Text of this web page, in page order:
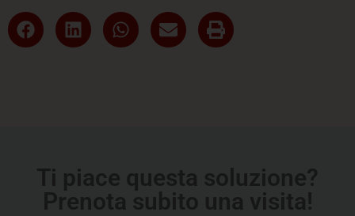
Ti piace questa soluzione?
Prenota subito una visita!